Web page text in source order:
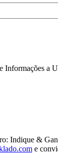
Informações a
Indique &
e